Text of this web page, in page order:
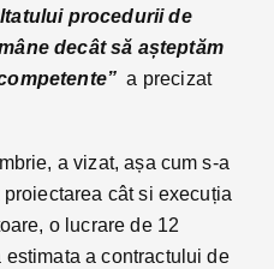
procedurii de
decât să așteptăm
a precizat
a vizat, așa cum s-a
cât si execuția
o lucrare de 12
a contractului de